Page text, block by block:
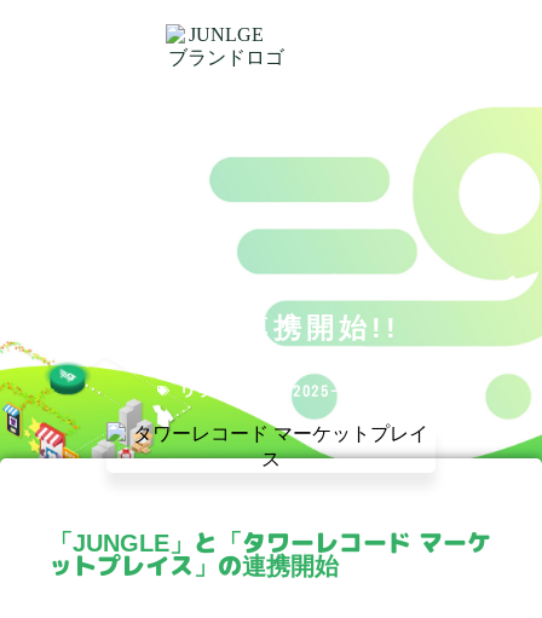
タワーレコード マーケットプレイ
スとの連携開始!!
リリース 2025-05-20
「JUNGLE」と「タワーレコード マーケ
ットプレイス」の連携開始